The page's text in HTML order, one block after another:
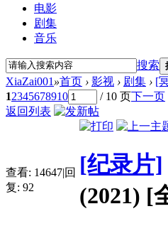
电影
剧集
音乐
搜索
XiaZai001 »首页 › 影视 › 剧集 › [
12345678910 / 10 页下一页
返回列表
查看: 14647|回
复: 92
[纪录片]
(2021) [